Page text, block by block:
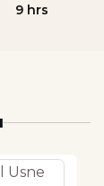
9 hrs